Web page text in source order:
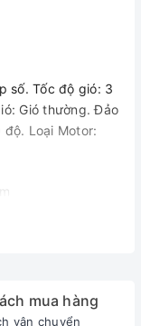
số. Tốc độ gió: 3
Gió thường. Đảo
Loại Motor:
mua hàng
vận chuyển